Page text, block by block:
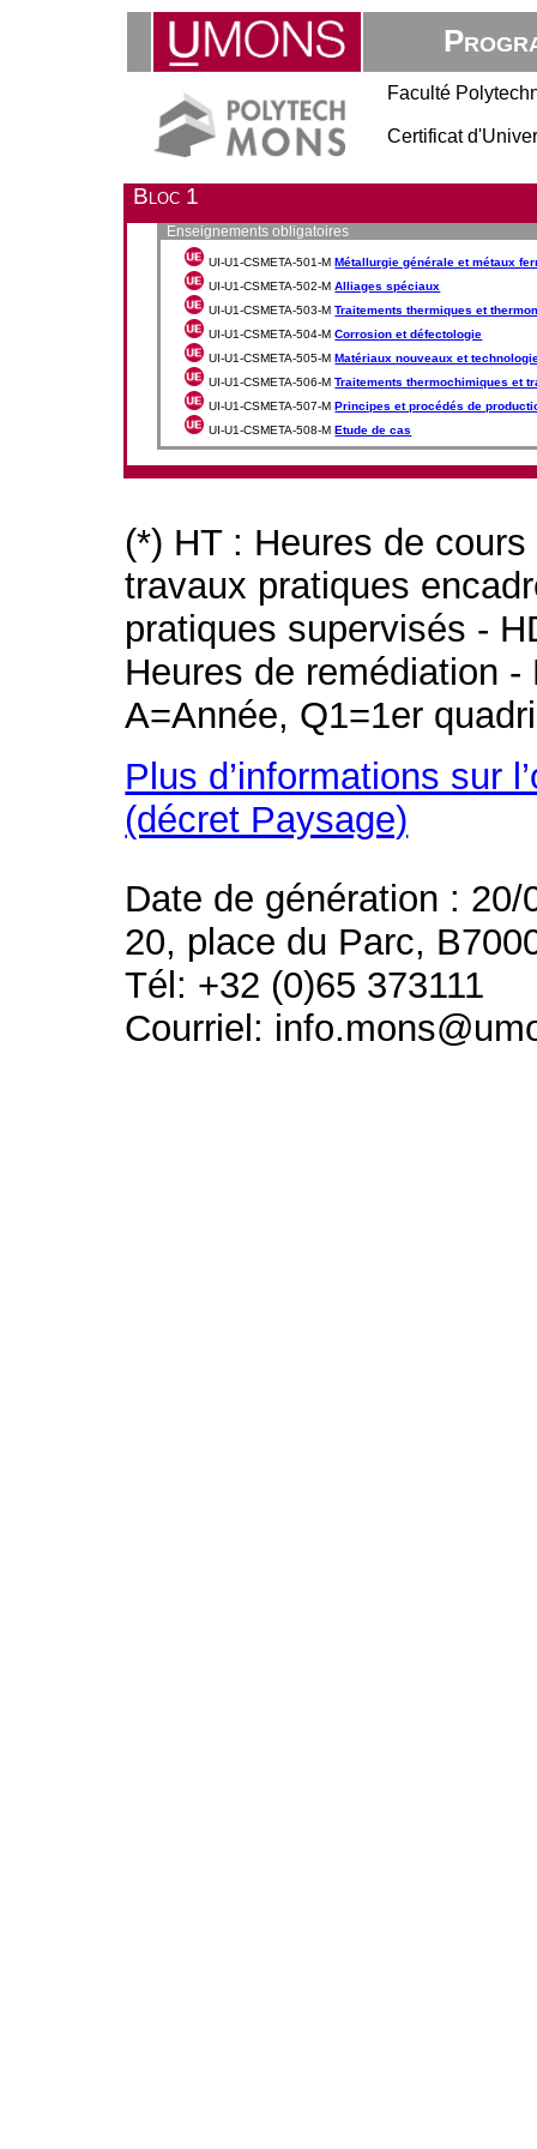
Faculté
Certificat
Bloc 1
Enseignements obligatoires
UI-U1-CSMETA-501-MMétallurgie générale et métaux
UI-U1-CSMETA-502-MAlliages spéciaux
UI-U1-CSMETA-503-MTraitements thermiques et
UI-U1-CSMETA-504-MCorrosion et défectologie
UI-U1-CSMETA-505-MMatériaux nouveaux et
UI-U1-CSMETA-506-MTraitements thermochimiques et
UI-U1-CSMETA-507-MPrincipes et procédés de
UI-U1-CSMETA-508-MEtude de cas
(*) HT : Heures de
travaux pratiques
pratiques supervisés -
Heures de remédiation
A=Année, Q1=1er
Plus d’informations sur
(décret Paysage)
Date de génération : 20/
20, place du Parc,
Tél: +32 (0)65 373111
Courriel: